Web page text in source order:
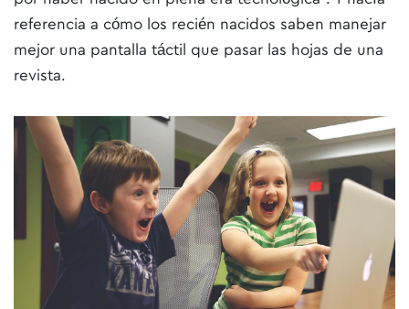
referencia a cómo los recién nacidos saben manejar
mejor una pantalla táctil que pasar las hojas de una
revista.